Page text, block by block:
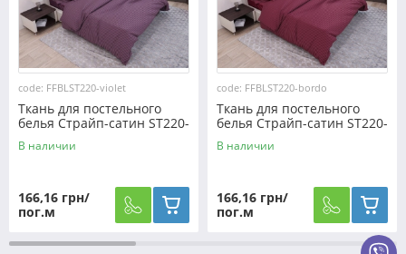
code: FFBLST220-violet
Ткань для постельного
белья Страйп-сатин ST220-
violet (60м)
В наличии
166,16 грн/
пог.м
code: FFBLST220-bordo
Ткань для постельного
белья Страйп-сатин ST220-
bordo (60м)
В наличии
166,16 грн/
пог.м